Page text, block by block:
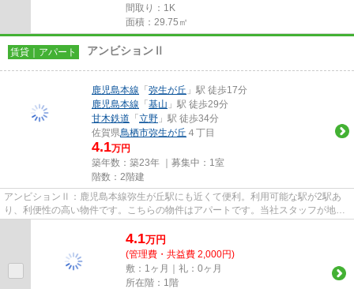
間取り：1K
面積：29.75㎡
賃貸｜アパート アンビションⅡ
鹿児島本線 「弥生が丘 」駅 徒歩17分
鹿児島本線 「基山 」駅 徒歩29分
甘木鉄道 「立野 」駅 徒歩34分
佐賀県鳥栖市弥生が丘 ４丁目
4.1万円
築年数：築23年 ｜募集中： 1室
階数：2階建
アンビションⅡ：鹿児島本線弥生が丘駅にも近くて便利。利用可能な駅が2駅あ
り、利便性の高い物件です。こちらの物件はアパートです。当社スタッフが地域
の賃貸情報をご提供いたします...
4.1万円
(管理費・共益費 2,000円)
敷：1ヶ月｜礼：0ヶ月
所在階：1階